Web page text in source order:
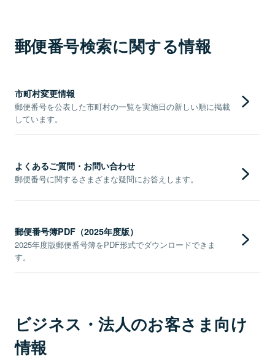
郵便番号検索に関する情報
市町村変更情報
郵便番号を公表した市町村の一覧を実施日の新しい順に掲載
しています。
よくあるご質問・お問い合わせ
郵便番号に関するさまざまな疑問にお答えします。
郵便番号簿PDF（2025年度版）
2025年度版郵便番号簿をPDF形式でダウンロードできま
す。
ビジネス・法人のお客さま向け
情報